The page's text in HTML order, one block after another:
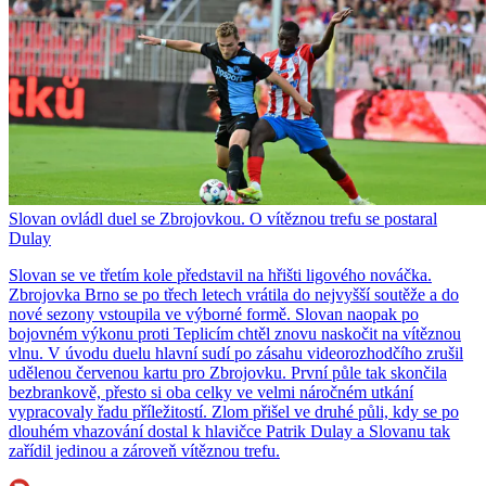
Slovan ovládl duel se Zbrojovkou. O vítěznou trefu se postaral
Dulay
Slovan se ve třetím kole představil na hřišti ligového nováčka.
Zbrojovka Brno se po třech letech vrátila do nejvyšší soutěže a do
nové sezony vstoupila ve výborné formě. Slovan naopak po
bojovném výkonu proti Teplicím chtěl znovu naskočit na vítěznou
vlnu. V úvodu duelu hlavní sudí po zásahu videorozhodčího zrušil
udělenou červenou kartu pro Zbrojovku. První půle tak skončila
bezbrankově, přesto si oba celky ve velmi náročném utkání
vypracovaly řadu příležitostí. Zlom přišel ve druhé půli, kdy se po
dlouhém vhazování dostal k hlavičce Patrik Dulay a Slovanu tak
zařídil jedinou a zároveň vítěznou trefu.